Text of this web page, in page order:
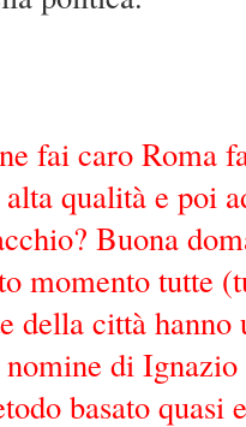
fai caro Roma
qualità e poi
Buona
momento tutte
della città hanno
di
basato quasi